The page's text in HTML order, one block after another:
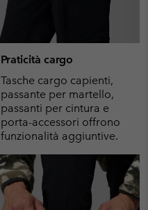
Praticità cargo
Tasche cargo capienti,
passante per martello,
passanti per cintura e
porta-accessori offrono
funzionalità aggiuntive.